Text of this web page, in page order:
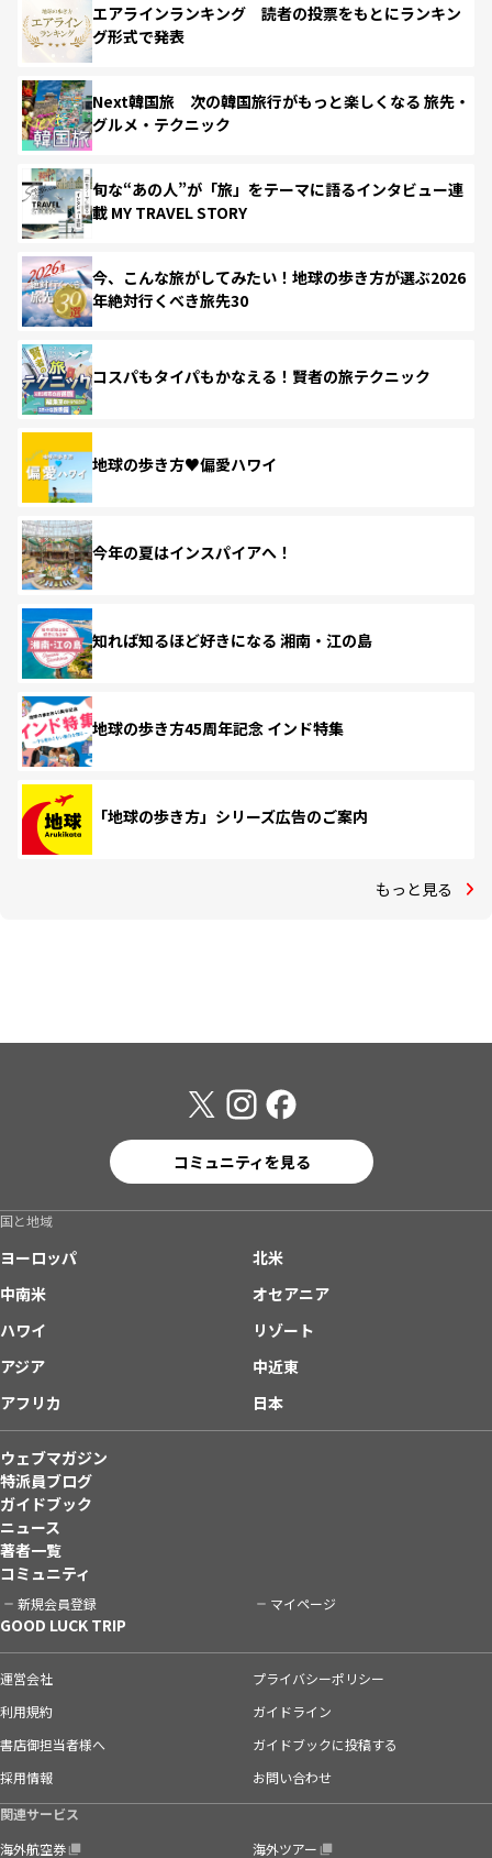
エアラインランキング 読者の投票をもとにランキン
グ形式で発表
Next韓国旅 次の韓国旅行がもっと楽しくなる 旅先・
グルメ・テクニック
旬な“あの人”が「旅」をテーマに語るインタビュー連
載 MY TRAVEL STORY
今、こんな旅がしてみたい！地球の歩き方が選ぶ2026
年絶対行くべき旅先30
コスパもタイパもかなえる！賢者の旅テクニック
地球の歩き方♥偏愛ハワイ
今年の夏はインスパイアへ！
知れば知るほど好きになる 湘南・江の島
地球の歩き方45周年記念 インド特集
「地球の歩き方」シリーズ広告のご案内
もっと見る
コミュニティを見る
国と地域
ヨーロッパ
北米
中南米
オセアニア
ハワイ
リゾート
アジア
中近東
アフリカ
日本
ウェブマガジン
特派員ブログ
ガイドブック
ニュース
著者一覧
コミュニティ
新規会員登録 マイページ
GOOD LUCK TRIP
運営会社
プライバシーポリシー
利用規約
ガイドライン
書店御担当者様へ
ガイドブックに投稿する
採用情報
お問い合わせ
関連サービス
海外航空券
海外ツアー